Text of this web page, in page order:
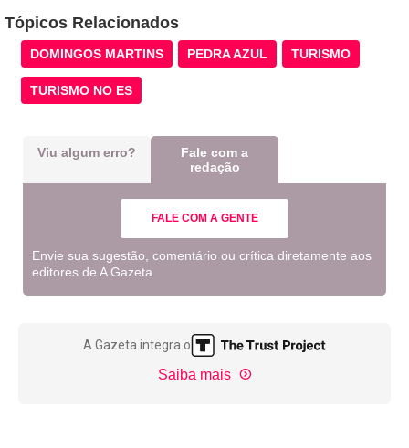
Tópicos Relacionados
DOMINGOS MARTINS PEDRA AZUL TURISMO
TURISMO NO ES
Viu algum erro?
Fale com a
redação
FALE COM A GENTE
Envie sua sugestão, comentário ou crítica diretamente aos
editores de A Gazeta
A Gazeta integra o
Saiba mais